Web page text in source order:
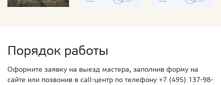
Порядок работы
Оформите заявку на выезд мастера, заполнив форму на
сайте или позвонив в call-центр по телефону +7 (495) 137-98-